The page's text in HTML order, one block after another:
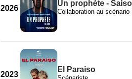
2026
Un prophète -
Collaboration au scénario
2023
El Paraiso
Scénariste